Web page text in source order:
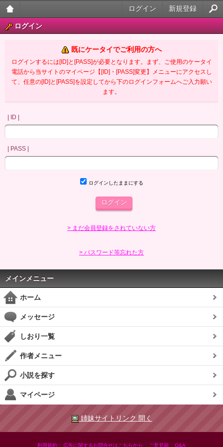
大人
ータ
イ官
新規登録
ログイン
ログイン
既にケータイでご利用の方へ
ログインするには[ID]と[PASS]が必要となります。まず、ご使用のケータイ
電話から当サイトのマイページ【[ID]・[PASS]変更】メニューにアクセスし
て、任意の[ID]と[PASS]を設定してから下のログインフォームへご入力願い
ます。
| ID |
| PASS |
ログインしたままにする
> まだ会員登録をされていない方
> パスワード等忘れた方
メインメニュー
ホーム
メッセージ
しおり一覧
作者メニュー
小説を探す
マイページ
姉妹サイトリンク 開く
利用規約 広告に関するお問合せはこちらから ご意見箱 Q&A